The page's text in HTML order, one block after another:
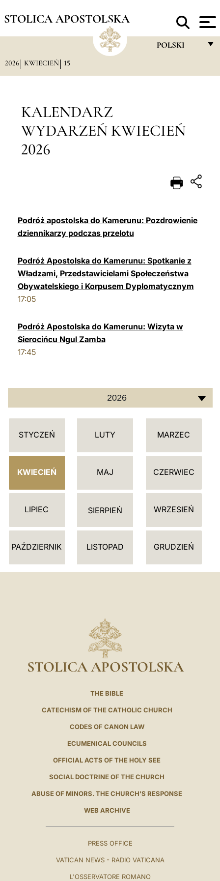
STOLICA APOSTOLSKA
POLSKI
PORTUGUÊS
POLSKI
中文
2026 KWIECIEŃ 15
KALENDARZ
WYDARZEŃ KWIECIEŃ
2026
Podróż apostolska do Kamerunu: Pozdrowienie
dziennikarzy podczas przelotu
Podróż Apostolska do Kamerunu: Spotkanie z
Władzami, Przedstawicielami Społeczeństwa
Obywatelskiego i Korpusem Dyplomatycznym
17:05
Podróż Apostolska do Kamerunu: Wizyta w
Sierocińcu Ngul Zamba
17:45
2026
K
L
D
R
Z
STYCZEŃ LUTY MARZEC
KWIECIEŃ MAJ CZERWIEC
LIPIEC SIERPIEŃ WRZESIEŃ
PAŹDZIERNIK LISTOPAD GRUDZIEŃ
STOLICA APOSTOLSKA
THE BIBLE
CATECHISM OF THE CATHOLIC CHURCH
CODES OF CANON LAW
ECUMENICAL COUNCILS
OFFICIAL ACTS OF THE HOLY SEE
SOCIAL DOCTRINE OF THE CHURCH
ABUSE OF MINORS. THE CHURCH'S RESPONSE
WEB ARCHIVE
PRESS OFFICE
VATICAN NEWS - RADIO VATICANA
L'OSSERVATORE ROMANO